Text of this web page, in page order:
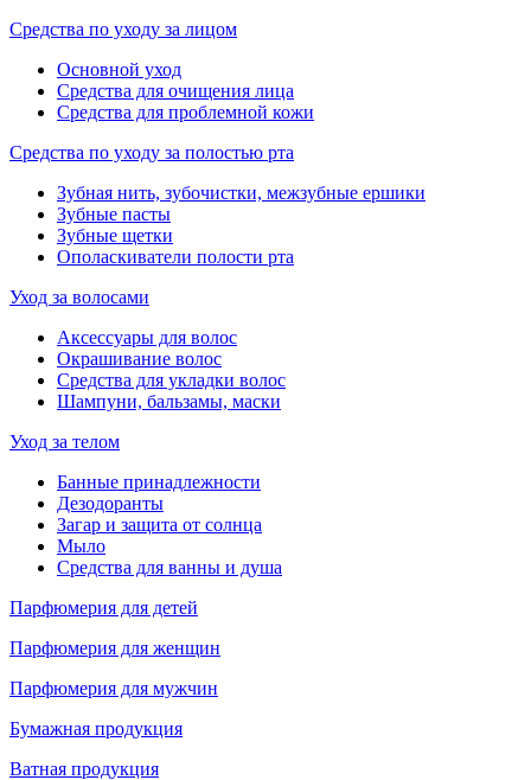
Средства по уходу за лицом
Основной уход
Средства для очищения лица
Средства для проблемной кожи
Средства по уходу за полостью рта
Зубная нить, зубочистки, межзубные ершики
Зубные пасты
Зубные щетки
Ополаскиватели полости рта
Уход за волосами
Аксессуары для волос
Окрашивание волос
Средства для укладки волос
Шампуни, бальзамы, маски
Уход за телом
Банные принадлежности
Дезодоранты
Загар и защита от солнца
Мыло
Средства для ванны и душа
Парфюмерия для детей
Парфюмерия для женщин
Парфюмерия для мужчин
Бумажная продукция
Ватная продукция